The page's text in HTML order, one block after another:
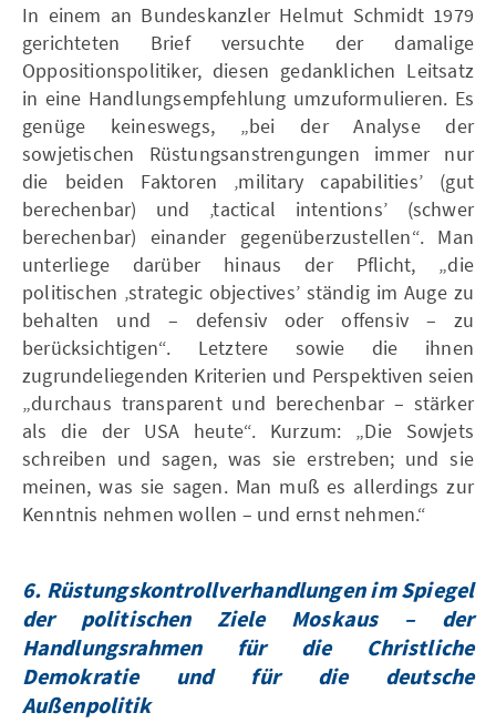
In einem an Bundeskanzler Helmut Schmidt 1979
gerichteten Brief versuchte der damalige
Oppositionspolitiker, diesen gedanklichen Leitsatz
in eine Handlungsempfehlung umzuformulieren. Es
genüge keineswegs, „bei der Analyse der
sowjetischen Rüstungsanstrengungen immer nur
die beiden Faktoren ‚military capabilities’ (gut
berechenbar) und ‚tactical intentions’ (schwer
berechenbar) einander gegenüberzustellen“. Man
unterliege darüber hinaus der Pflicht, „die
politischen ‚strategic objectives’ ständig im Auge zu
behalten und – defensiv oder offensiv – zu
berücksichtigen“. Letztere sowie die ihnen
zugrundeliegenden Kriterien und Perspektiven seien
„durchaus transparent und berechenbar – stärker
als die der USA heute“. Kurzum: „Die Sowjets
schreiben und sagen, was sie erstreben; und sie
meinen, was sie sagen. Man muß es allerdings zur
Kenntnis nehmen wollen – und ernst nehmen.“
6. Rüstungskontrollverhandlungen im Spiegel
der politischen Ziele Moskaus – der
Handlungsrahmen für die Christliche
Demokratie und für die deutsche
Außenpolitik